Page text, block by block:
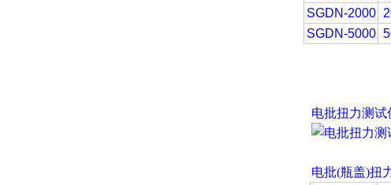
SGDN-2000
SGDN-5000
电批扭力测试
电批(瓶盖)扭